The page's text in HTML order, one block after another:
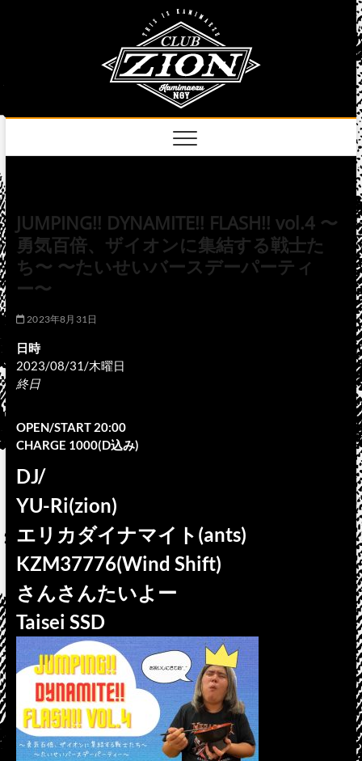
JUMPING!! DYNAMITE!! FLASH!! vol.4 〜
勇気百倍、ザイオンに集結する戦士た
ち〜 〜たいせいバースデーパーティ
ー〜
2023年8月31日
日時
2023/08/31/木曜日
終日
OPEN/START 20:00
CHARGE 1000(D込み)
DJ/
YU-Ri(zion)
エリカダイナマイト(ants)
KZM37776(Wind Shift)
さんさんたいよー
Taisei SSD